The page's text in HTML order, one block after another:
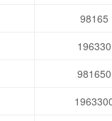
98165